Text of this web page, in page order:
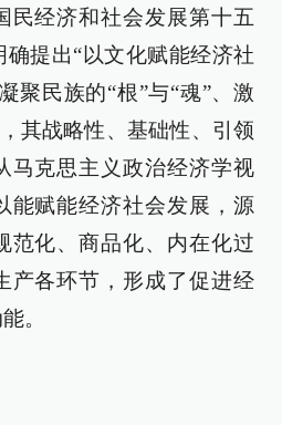
民经济和社会发展第十五
提出“以文化赋能经济社
聚民族的“根”与“魂”、激
其战略性、基础性、引领
马克思主义政治经济学视
能赋能经济社会发展，源
范化、商品化、内在化过
产各环节，形成了促进经
。